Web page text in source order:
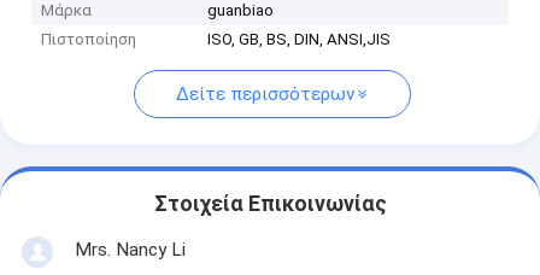
Μάρκα
guanbiao
Πιστοποίηση
ISO, GB, BS, DIN, ANSI,JIS
Δείτε περισσότερων
Στοιχεία Επικοινωνίας
Mrs. Nancy Li